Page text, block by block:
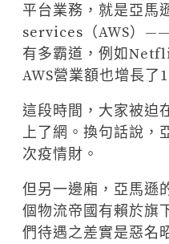
平台業務，就是亞馬
services（AWS）
有多霸道，例如
AWS營業額也增長了
這段時間，大家被迫
上了網。換句話說，
次疫情財。
但另一邊廂，亞馬遜
個物流帝國有賴於旗
們待遇之差實是惡名